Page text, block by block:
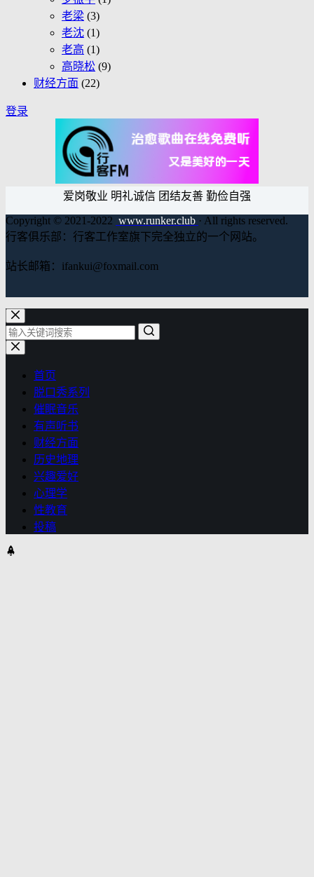
老梁 (3)
老沈 (1)
老高 (1)
高晓松 (9)
财经方面 (22)
登录
爱岗敬业 明礼诚信 团结友善 勤俭自强
Copyright © 2021-2022 www.runker.club · All rights reserved.
行客俱乐部：行客工作室旗下完全独立的一个网站。
站长邮箱：ifankui@foxmail.com
首页
脱口秀系列
催眠音乐
有声听书
财经方面
历史地理
兴趣爱好
心理学
性教育
投稿